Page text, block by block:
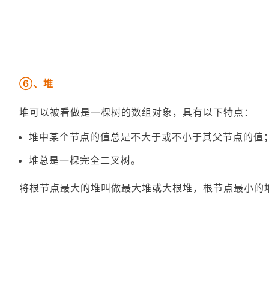
⑥、堆
堆可以被看做是一棵树的数组对象，具有以下特点：
堆中某个节点的值总是不大于或不小于其父节点的值
堆总是一棵完全二叉树。
将根节点最大的堆叫做最大堆或大根堆，根节点最小的